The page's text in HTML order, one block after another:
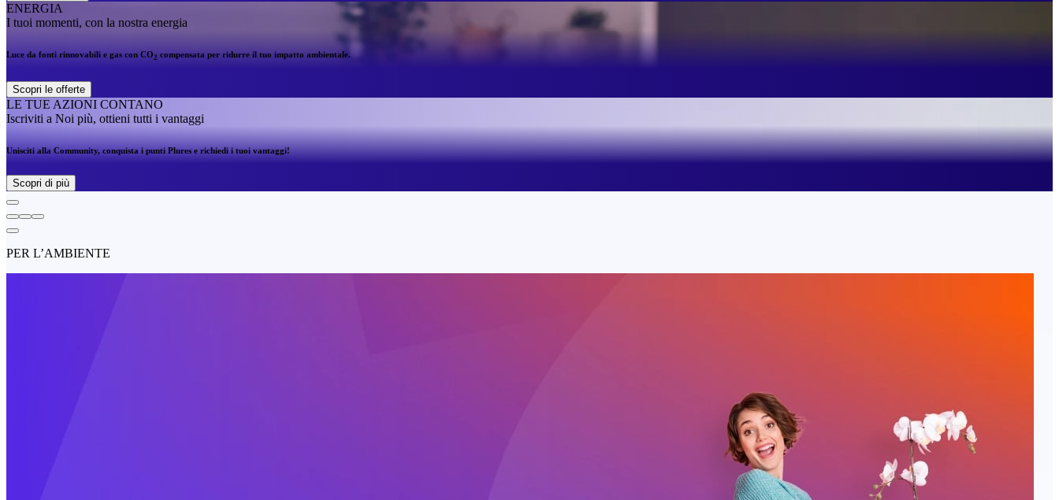
ENERGIA
I tuoi momenti, con la nostra energia
Luce da fonti rinnovabili e gas con CO2 compensata per ridurre il tuo impatto ambientale.
Scopri le offerte
LE TUE AZIONI CONTANO
Iscriviti a Noi più, ottieni tutti i vantaggi
Unisciti alla Community, conquista i punti Plures e richiedi i tuoi vantaggi!
Scopri di più
PER L’AMBIENTE